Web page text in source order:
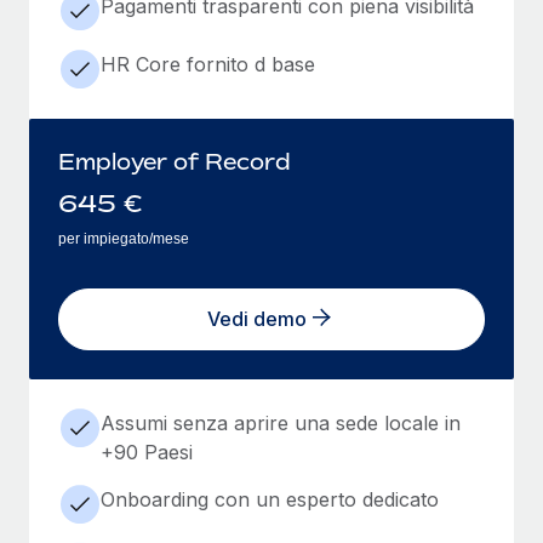
Pagamenti trasparenti con piena visibilità
HR Core fornito d base
Employer of Record
645 €
per impiegato/mese
Vedi demo
Assumi senza aprire una sede locale in
+90 Paesi
Onboarding con un esperto dedicato